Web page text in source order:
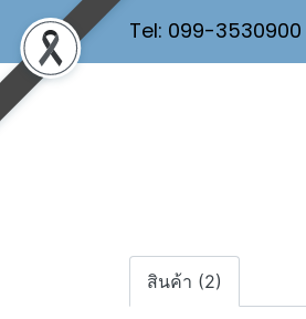
Tel: 099-3530900
สินค้า (2)